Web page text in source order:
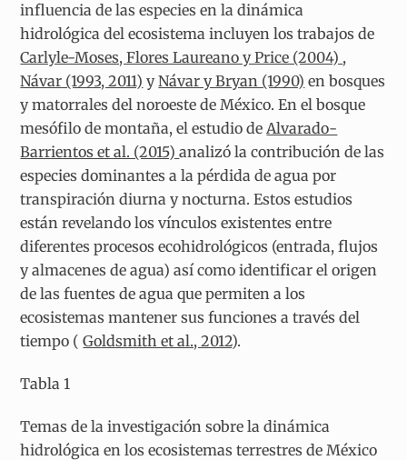
influencia de las especies en la dinámica
hidrológica del ecosistema incluyen los trabajos de
Carlyle-Moses, Flores Laureano y Price (2004) ,
Návar (1993, 2011) yNávar y Bryan (1990) en bosques
y matorrales del noroeste de México. En el bosque
mesófilo de montaña, el estudio deAlvarado-
Barrientos et al. (2015)analizó la contribución de las
especies dominantes a la pérdida de agua por
transpiración diurna y nocturna. Estos estudios
están revelando los vínculos existentes entre
diferentes procesos ecohidrológicos (entrada, flujos
y almacenes de agua) así como identificar el origen
de las fuentes de agua que permiten a los
ecosistemas mantener sus funciones a través del
tiempo (Goldsmith et al., 2012).
Tabla 1
Temas de la investigación sobre la dinámica
hidrológica en los ecosistemas terrestres de México